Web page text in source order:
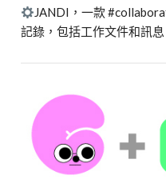
JANDI，一款
記錄，包括工作文件和訊息